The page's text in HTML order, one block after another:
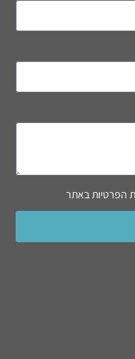
הפרטיות באתר